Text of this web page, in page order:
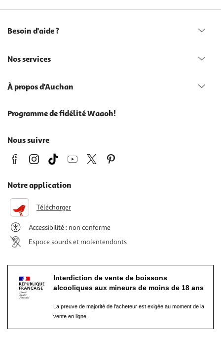
Besoin d'aide ?
Nos services
À propos d'Auchan
Programme de fidélité Waaoh!
Nous suivre
Notre application
Télécharger
Accessibilité : non conforme
Espace sourds et malentendants
Interdiction de vente de boissons
alcooliques aux mineurs de moins de 18 ans
La preuve de majorité de l'acheteur est exigée au moment de la
vente en ligne.